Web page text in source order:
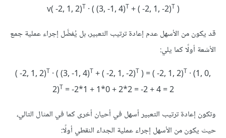
v( -2, 1, 2)T · ( (3, -1, 4)T + ( -2, 1, -2)T )
قد يكون من الأسهل عدم إعادة ترتيب التعبير، بل يُفضَّل إجراء عملية جمع
الأشعة أولًا كما يلي:
‪( -2, 1, 2)T · ( (3, -1, 4)T+ ( -2, 1, -2)T) = ( -2, 1, 2)T · (1, 0,
2)T = -2*1 + 1*0 + 2*2 = -2 + 4 = 2
وتكون إعادة ترتيب التعبير أسهل في أحيان أخرى كما في المثال التالي،
حيث يكون من الأسهل إجراء عملية الجداء النقطي أولًا: